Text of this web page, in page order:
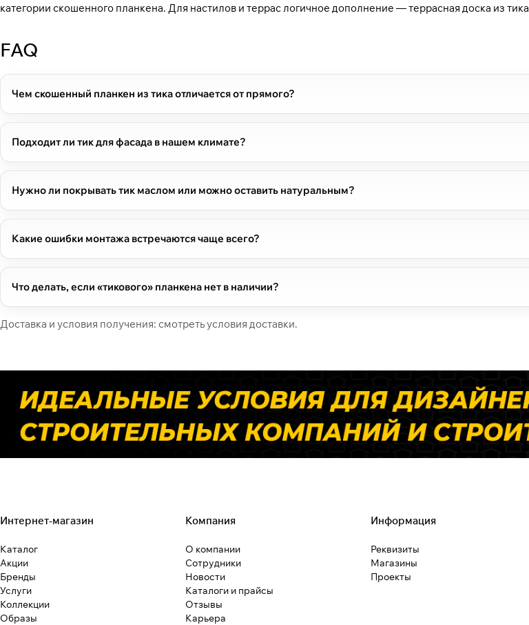
категории скошенного планкена. Для настилов и террас логичное дополнение —террасная доска из тика
FAQ
Чем скошенный планкен из тика отличается от прямого?
Подходит ли тик для фасада в нашем климате?
Нужно ли покрывать тик маслом или можно оставить натуральным?
Какие ошибки монтажа встречаются чаще всего?
Что делать, если «тикового» планкена нет в наличии?
Доставка и условия получения: смотреть условия доставки.
Интернет-магазин
Каталог
Акции
Бренды
Услуги
Коллекции
Образы
Компания
О компании
Сотрудники
Новости
Каталоги и прайсы
Отзывы
Карьера
Информация
Реквизиты
Магазины
Проекты